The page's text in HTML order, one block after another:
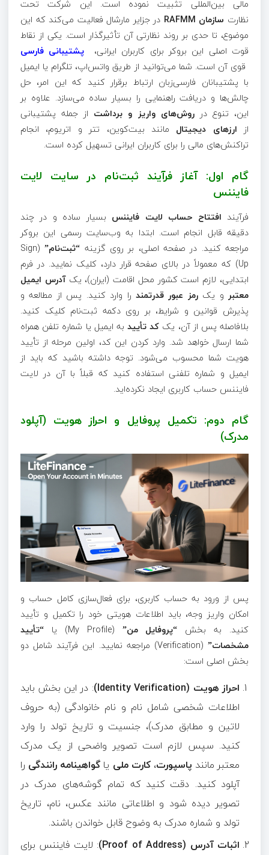
مالی بین‌المللی تثبیت نموده است. این شرکت تحت
نظارت سازمان RAFMM
در جزایر مارشال فعالیت می‌کند که این
موضوع، تا حدی بر روند نظارتی آن تأثیرگذار است. یکی از نقاط
قوت اصلی این بروکر برای کاربران ایرانی، پشتیبانی فارسی
قوی آن است. شما می‌توانید از طریق واتس‌اپ، تلگرام یا ایمیل
با پشتیبانان فارسی‌زبان ارتباط برقرار کنید که این امر، حل
چالش‌ها و دریافت راهنمایی را بسیار ساده می‌سازد. علاوه بر
این، تنوع درروش‌های واریز و برداشت از جمله پشتیبانی
از ارزهای دیجیتال مانند بیت‌کوین، تتر و اتریوم، انجام
تراکنش‌های مالی را برای کاربران ایرانی تسهیل کرده است.
گام اول: آغاز فرآیند ثبت‌نام در سایت لایت‌
فایننس
فرآیند افتتاح حساب لایت‌ فایننس بسیار ساده و در چند
دقیقه قابل انجام است. ابتدا به وب‌سایت رسمی این بروکر
مراجعه کنید. در صفحه اصلی، بر روی گزینه “ثبت‌نام” (Sign
Up) که معمولاً در بالای صفحه قرار دارد، کلیک نمایید. در فرم
ابتدایی، لازم است کشور محل اقامت (ایران)، یکآدرس ایمیل
معتبر و یکرمز عبور قدرتمند را وارد کنید. پس از مطالعه و
پذیرش قوانین و شرایط، بر روی دکمه ثبت‌نام کلیک کنید.
بلافاصله پس از آن، یک کد تأیید به ایمیل یا شماره تلفن همراه
شما ارسال خواهد شد. وارد کردن این کد، اولین مرحله از تأیید
هویت شما محسوب می‌شود. توجه داشته باشید که باید از
ایمیل و شماره تلفنی استفاده کنید که قبلاً با آن در لایت‌
فایننس حساب کاربری ایجاد نکرده‌اید.
گام دوم: تکمیل پروفایل و احراز هویت (آپلود
مدرک)
پس از ورود به حساب کاربری، برای فعال‌سازی کامل حساب و
امکان واریز وجه، باید اطلاعات هویتی خود را تکمیل و تأیید
کنید. به بخش “پروفایل من” (My Profile) یا
“تأیید
مشخصات”
(Verification) مراجعه نمایید. این فرآیند شامل دو
بخش اصلی است:
احراز هویت (Identity Verification)
: در این بخش باید
اطلاعات شخصی شامل نام و نام خانوادگی (به حروف
لاتین و مطابق مدرک)، جنسیت و تاریخ تولد را وارد
کنید. سپس لازم است تصویر واضحی از یک مدرک
معتبر مانند پاسپورت،کارت ملی یا گواهینامه رانندگی را
آپلود کنید. دقت کنید که تمام گوشه‌های مدرک در
تصویر دیده شود و اطلاعاتی مانند عکس، نام، تاریخ
تولد و شماره مدرک به وضوح قابل خواندن باشند.
اثبات آدرس (Proof of Address)
: لایت‌ فایننس برای